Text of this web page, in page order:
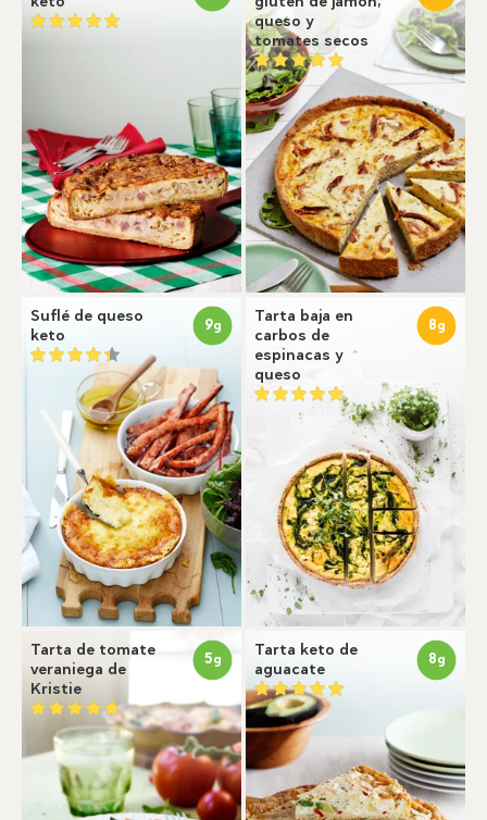
queso y
tomates secos
Suflé de queso
keto
9g
Tarta baja en
carbos de
espinacas y
queso
8g
Tarta de tomate
veraniega de
Kristie
5g
Tarta keto de
aguacate
8g